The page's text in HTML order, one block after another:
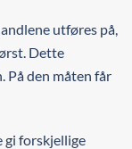
utføres på,
Dette
den måten får
gi forskjellige